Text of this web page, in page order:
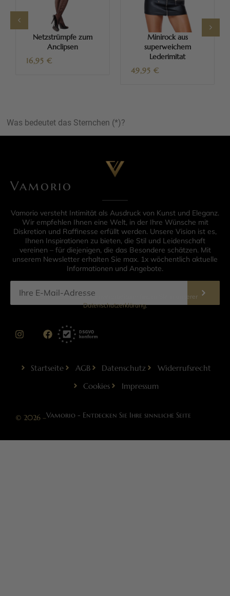
Netzstrümpfe zum
Anclipsen
16,95 €
Minirock aus
superweichem
Lederimitat
49,95 €
Was bedeutet das Sternchen (*)?
Vamorio
Vamorio versteht Intimität als Ausdruck von Kunst und Eleganz.
Wir empfehlen Ihnen eine Welt, in der Ihre Wünsche mit
Diskretion und Raffinesse erfüllt werden. Unsere Vision ist es,
Ihnen Inspirationen zu bieten, die Stil und Leidenschaft
vereinen – für diejenigen, die das Besondere schätzen. Mit
unserem Newsletter erhalten Sie max. 1x wöchentlich aktuelle
Informationen und Angebote.
Informationen zur Datenverarbeitung finden Sie in unserer
Datenschutzerklärung.
Startseite AGB Datenschutz
Widerrufsrecht
Cookies
Impressum
© 2026 –Vamorio - Entdecken Sie Ihre sinnliche Seite